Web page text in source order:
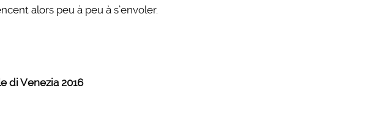
alors peu à peu à s’envoler.
di Venezia 2016